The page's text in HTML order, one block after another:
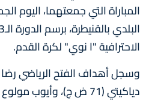
المباراة التي جمعتهما، اليوم
الاحترافية "ا نوي" لكرة القدم.
دياكيتي (71 ض ج)، وأيوب مولوع (د 90+13) .